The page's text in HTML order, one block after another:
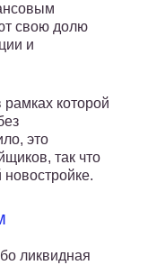
свою долю
и
которой
это
так что
новостройке.
ликвидная